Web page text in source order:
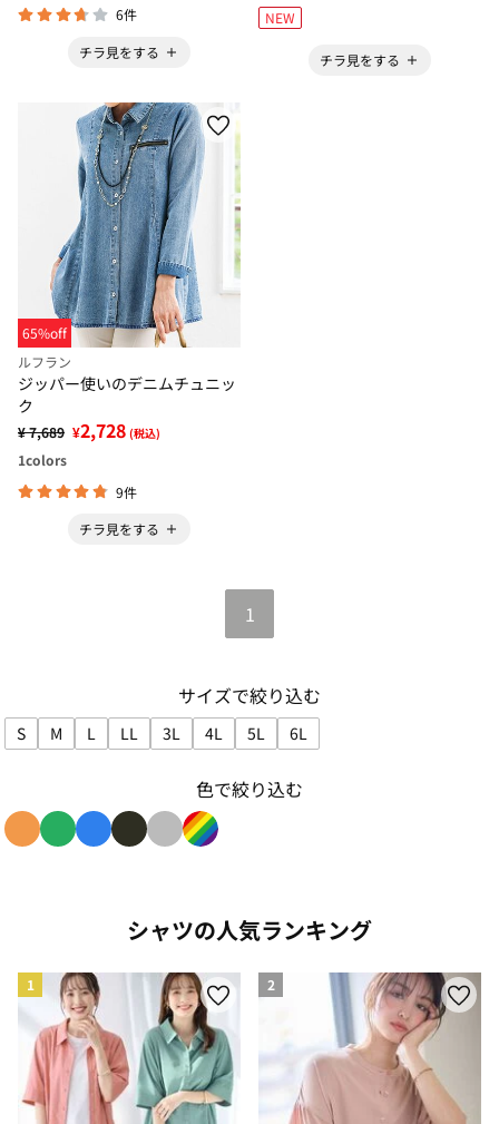
6件
チラ見をする
NEW
チラ見をする
65%off
ルフラン
ジッパー使いのデニムチュニッ
ク
¥ 7,689 ¥2,728 (税込)
1colors
9件
チラ見をする
1
サイズで絞り込む
S
サイズで絞り込み: S
M
サイズで絞り込み: M
L
サイズで絞り込み: L
LL
サイズで絞り込み: LL
3L
サイズで絞り込み: 3L
4L
サイズで絞り込み: 4L
5L
サイズで絞り込み: 5L
6L
サイズで絞り込み: 6L
色で絞り込む
シャツの人気ランキング
1 2